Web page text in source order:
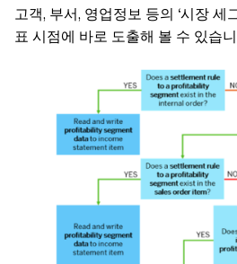
고객, 부서, 영업정보 등의 ‘시장 세
표 시점에 바로 도출해 볼 수 있습